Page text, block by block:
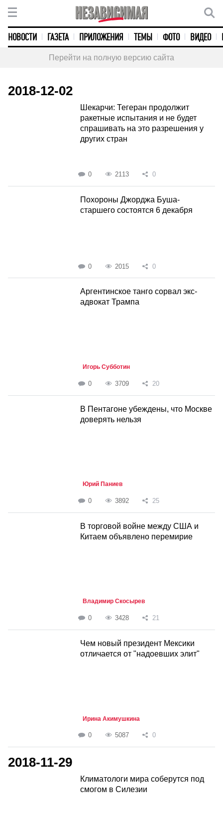
НОВОСТИ ГАЗЕТА ПРИЛОЖЕНИЯ ТЕМЫ ФОТО ВИДЕО
Перейти на полную версию сайта
2018-12-02
Шекарчи: Тегеран продолжит
ракетные испытания и не будет
спрашивать на это разрешения у
других стран
0 2113 0
Похороны Джорджа Буша-
старшего состоятся 6 декабря
0 2015 0
Аргентинское танго сорвал экс-
адвокат Трампа
Игорь Субботин
0 3709 20
В Пентагоне убеждены, что Москве
доверять нельзя
Юрий Паниев
0 3892 25
В торговой войне между США и
Китаем объявлено перемирие
Владимир Скосырев
0 3428 21
Чем новый президент Мексики
отличается от "надоевших элит"
Ирина Акимушкина
0 5087 0
2018-11-29
Климатологи мира соберутся под
смогом в Силезии